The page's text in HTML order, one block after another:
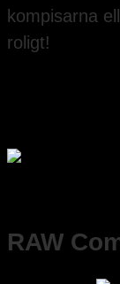
kompisarna
roligt!
RAW